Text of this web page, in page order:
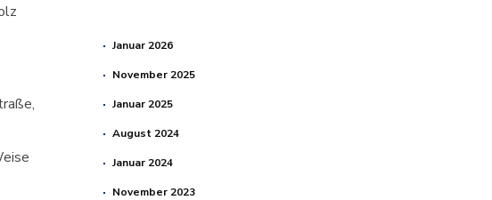
Januar 2026
November 2025
Januar 2025
August 2024
Januar 2024
November 2023